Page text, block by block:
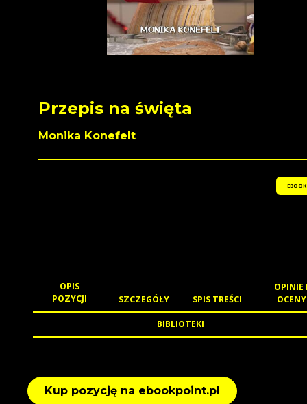
Przepis na święta
Monika Konefelt
EBOOK
OPIS
POZYCJI
SZCZEGÓŁY SPIS TREŚCI
OPINIE
OCENY
BIBLIOTEKI
Kup pozycję na ebookpoint.pl